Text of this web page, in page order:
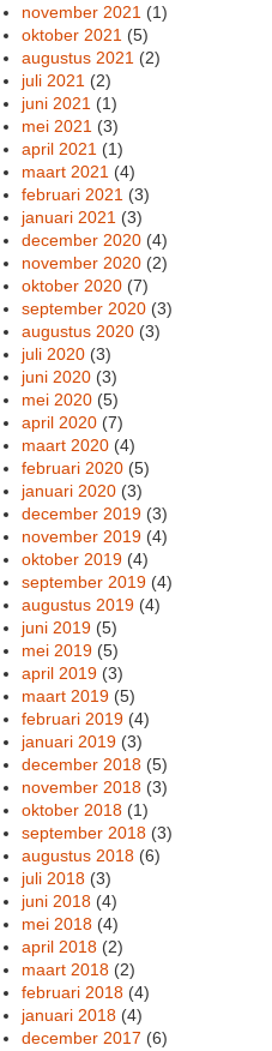
november 2021 (1)
oktober 2021 (5)
augustus 2021 (2)
juli 2021 (2)
juni 2021 (1)
mei 2021 (3)
april 2021 (1)
maart 2021 (4)
februari 2021 (3)
januari 2021 (3)
december 2020 (4)
november 2020 (2)
oktober 2020 (7)
september 2020 (3)
augustus 2020 (3)
juli 2020 (3)
juni 2020 (3)
mei 2020 (5)
april 2020 (7)
maart 2020 (4)
februari 2020 (5)
januari 2020 (3)
december 2019 (3)
november 2019 (4)
oktober 2019 (4)
september 2019 (4)
augustus 2019 (4)
juni 2019 (5)
mei 2019 (5)
april 2019 (3)
maart 2019 (5)
februari 2019 (4)
januari 2019 (3)
december 2018 (5)
november 2018 (3)
oktober 2018 (1)
september 2018 (3)
augustus 2018 (6)
juli 2018 (3)
juni 2018 (4)
mei 2018 (4)
april 2018 (2)
maart 2018 (2)
februari 2018 (4)
januari 2018 (4)
december 2017 (6)